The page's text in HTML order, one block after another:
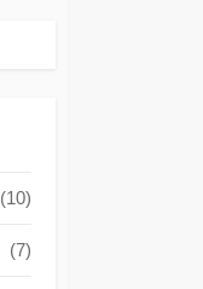
(10)
(7)